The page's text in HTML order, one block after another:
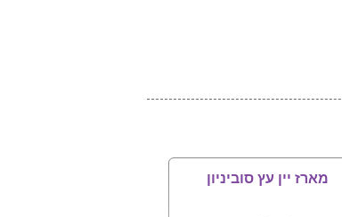
מארז יין עץ סוביניון